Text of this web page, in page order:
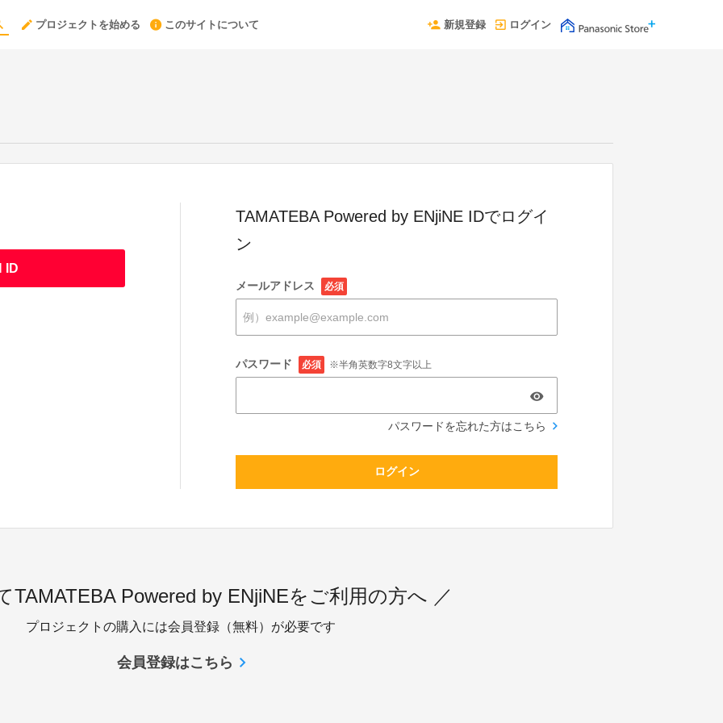
プロジェクトを始める このサイトについて 新規登録 ログイン
ID
TAMATEBA Powered by ENjiNE IDでログイ
ン
メールアドレス 必須
パスワード 必須 ※半角英数字8文字以上
パスワードを忘れた方はこちら
ログイン
TAMATEBA Powered by ENjiNEをご利用の方へ ／
プロジェクトの購入には会員登録（無料）が必要です
会員登録はこちら